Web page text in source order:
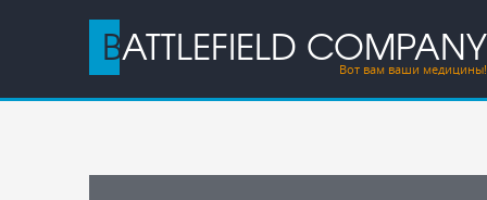
BATTLEFIELD COMPANY
Вот вам ваши медицины!